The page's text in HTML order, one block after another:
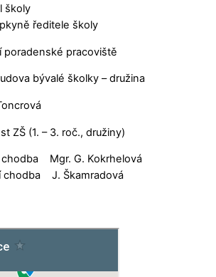
školy
ředitele školy
pracoviště
bývalé školky – družina
ZŠ (1. – 3. roč., družiny)
Mgr. G. Kokrhelová
J. Škamradová